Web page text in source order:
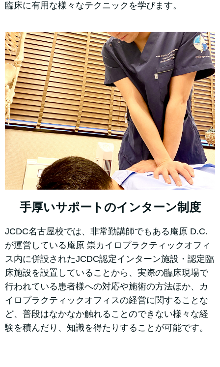
臨床に有用な様々なテクニックを学びます。
手厚いサポートのインターン制度
JCDC名古屋校では、非常勤講師でもある庵原 D.C.
が運営している庵原 崇カイロプラクティックオフィ
ス内に併設されたJCDC認定インターン施設・認定臨
床施設を設置していることから、実際の臨床現場で
行われている患者様への対応や施術の方法ほか、カ
イロプラクティックオフィスの経営に関することな
ど、普段はなかなか触れることのできない様々な経
験を積んだり、知識を得たりすることが可能です。